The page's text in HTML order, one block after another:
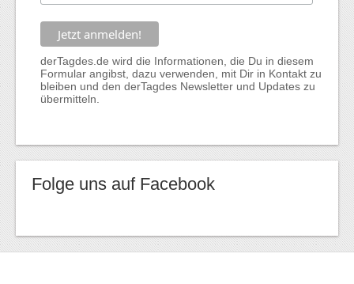
derTagdes.de wird die Informationen, die Du in diesem
Formular angibst, dazu verwenden, mit Dir in Kontakt zu
bleiben und den derTagdes Newsletter und Updates zu
übermitteln.
Folge uns auf Facebook